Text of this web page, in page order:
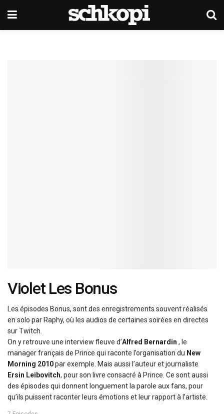
Violet Les Bonus
Les épisodes Bonus, sont des enregistrements souvent réalisés
en solo par Raphy, où les audios de certaines soirées en directes
sur Twitch.
On y retrouve une interview fleuve d’Alfred Bernardin , le
manager français de Prince qui raconte l’organisation du New
Morning 2010par exemple. Mais aussi l’auteur et journaliste
Ersin Leibovitch, pour son livre consacré à Prince. Ce sont aussi
des épisodes qui donnent longuement la parole aux fans, pour
qu’ils puissent raconter leurs émotions et leur rapport à l’artiste.